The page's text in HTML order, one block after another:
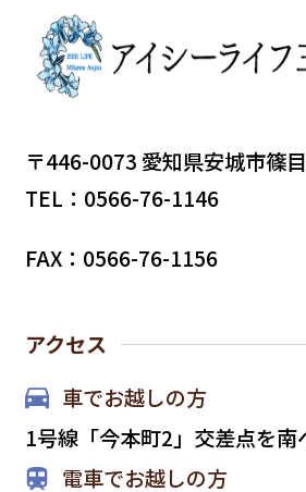
〒446-0073 愛知県安城市篠
TEL：0566-76-1146
FAX：0566-76-1156
アクセス
車でお越しの方
1号線「今本町2」交差点を南
電車でお越しの方